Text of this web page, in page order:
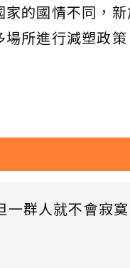
的國情不同，
所進行減塑政
一群人就不會寂